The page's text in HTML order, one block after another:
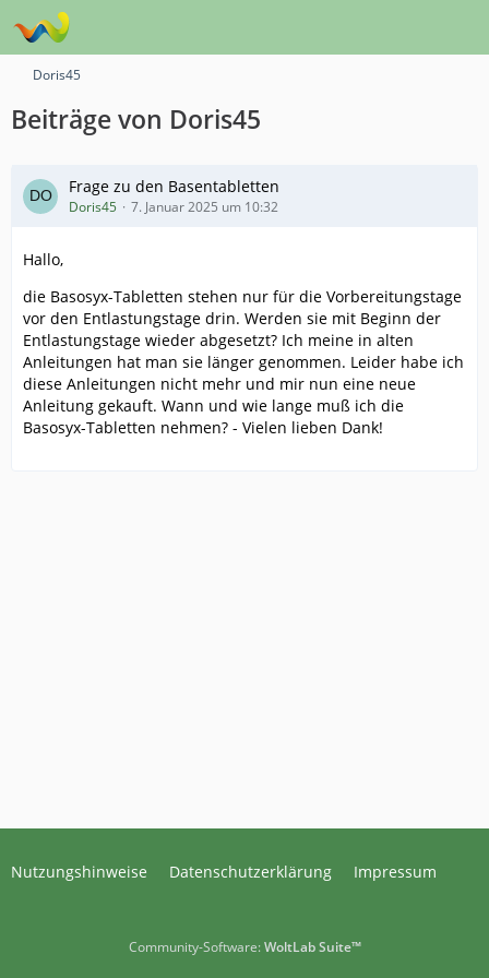
Doris45
Beiträge von Doris45
Frage zu den Basentabletten
Doris45 7. Januar 2025 um 10:32
Hallo,
die Basosyx-Tabletten stehen nur für die Vorbereitungstage
vor den Entlastungstage drin. Werden sie mit Beginn der
Entlastungstage wieder abgesetzt? Ich meine in alten
Anleitungen hat man sie länger genommen. Leider habe ich
diese Anleitungen nicht mehr und mir nun eine neue
Anleitung gekauft. Wann und wie lange muß ich die
Basosyx-Tabletten nehmen? - Vielen lieben Dank!
Nutzungshinweise Datenschutzerklärung Impressum
Community-Software:WoltLab Suite™